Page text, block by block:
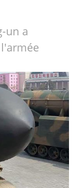
un a